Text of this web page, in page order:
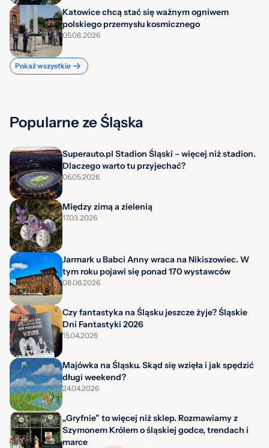
Katowice chcą stać się ważnym ogniwem
polskiego przemysłu kosmicznego
05.08.2026
Pokaż wszystkie
Popularne ze Śląska
Superauto.pl Stadion Śląski – więcej niż stadion.
Dlaczego warto tu przyjechać?
06.05.2026
Między zimą a zielenią
17.03.2026
Jarmark u Babci Anny wraca na Nikiszowiec. W
tym roku pojawi się ponad 170 wystawców
08.06.2026
Czy fantastyka na Śląsku jeszcze żyje? Śląskie
Dni Fantastyki 2026
15.04.2026
Majówka na Śląsku. Skąd się wzięła i jak spędzić
długi weekend?
24.04.2026
„Gryfnie” to więcej niż sklep. Rozmawiamy z
Szymonem Królem o śląskiej godce, trendach i
marce